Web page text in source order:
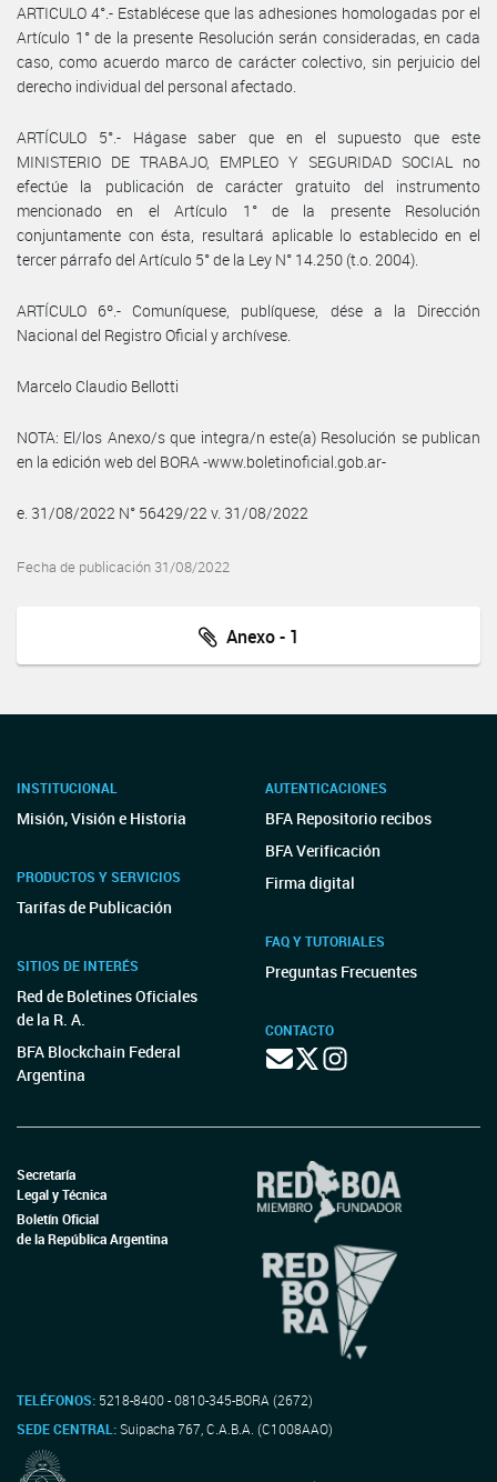
ARTICULO 4°.- Establécese que las adhesiones homologadas por el
Artículo 1° de la presente Resolución serán consideradas, en cada
caso, como acuerdo marco de carácter colectivo, sin perjuicio del
derecho individual del personal afectado.
ARTÍCULO 5°.- Hágase saber que en el supuesto que este
MINISTERIO DE TRABAJO, EMPLEO Y SEGURIDAD SOCIAL no
efectúe la publicación de carácter gratuito del instrumento
mencionado en el Artículo 1° de la presente Resolución
conjuntamente con ésta, resultará aplicable lo establecido en el
tercer párrafo del Artículo 5° de la Ley N° 14.250 (t.o. 2004).
ARTÍCULO 6º.- Comuníquese, publíquese, dése a la Dirección
Nacional del Registro Oficial y archívese.
Marcelo Claudio Bellotti
NOTA: El/los Anexo/s que integra/n este(a) Resolución se publican
en la edición web del BORA -www.boletinoficial.gob.ar-
e. 31/08/2022 N° 56429/22 v. 31/08/2022
Fecha de publicación 31/08/2022
Anexo - 1
INSTITUCIONAL
Misión, Visión e Historia
PRODUCTOS Y SERVICIOS
Tarifas de Publicación
SITIOS DE INTERÉS
Red de Boletines Oficiales
de la R. A.
BFA Blockchain Federal
Argentina
AUTENTICACIONES
BFA Repositorio recibos
BFA Verificación
Firma digital
FAQ Y TUTORIALES
Preguntas Frecuentes
CONTACTO
Secretaría
Legal y Técnica
Boletín Oficial
de la República Argentina
TELÉFONOS: 5218-8400 - 0810-345-BORA (2672)
SEDE CENTRAL:Suipacha 767, C.A.B.A. (C1008AAO)